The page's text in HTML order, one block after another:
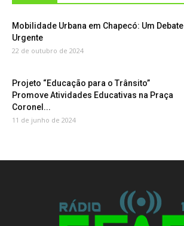
Mobilidade Urbana em Chapecó: Um Debate
Urgente
22 de outubro de 2024
Projeto “Educação para o Trânsito”
Promove Atividades Educativas na Praça
Coronel...
11 de junho de 2024